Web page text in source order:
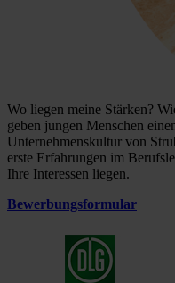
Wo liegen meine Stärken?
geben jungen Menschen
Unternehmenskultur von
erste Erfahrungen im
Ihre Interessen liegen.
Bewerbungsformular